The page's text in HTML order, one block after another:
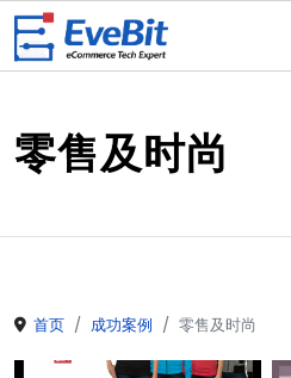
零售及时尚
首页 成功案例 零售及时尚